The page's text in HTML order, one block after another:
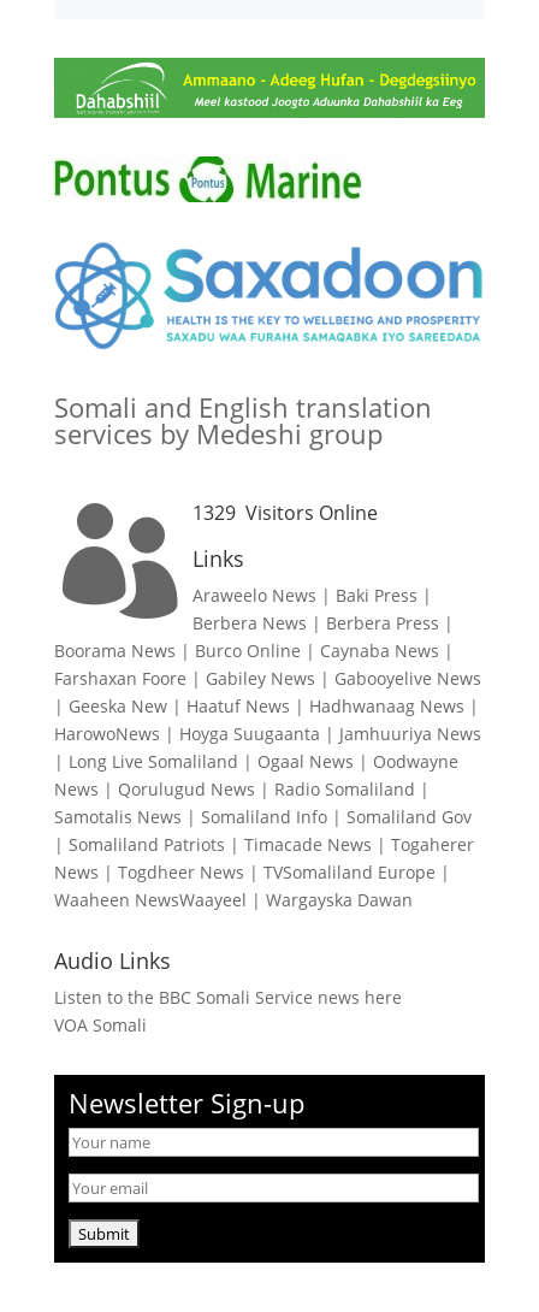
Somali and English translation
services by Medeshi group
 1329Visitors Online
Links
Araweelo News | Baki Press |
Berbera News | Berbera Press |
Boorama News | Burco Online | Caynaba News |
Farshaxan Foore | Gabiley News | Gabooyelive News
| Geeska New| Haatuf News | Hadhwanaag News |
HarowoNews | Hoyga Suugaanta | Jamhuuriya News
| Long Live Somaliland | Ogaal News | Oodwayne
News | Qorulugud News | Radio Somaliland |
Samotalis News | Somaliland Info| Somaliland Gov
| Somaliland Patriots | Timacade News | Togaherer
News | Togdheer News | TVSomaliland Europe |
Waaheen NewsWaayeel | Wargayska Dawan
Audio Links
Listen to the BBC Somali Service news here
VOA Somali
Newsletter Sign-up